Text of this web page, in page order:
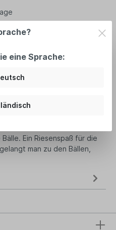
Ein Riesenspaß für die
man zu den Bällen,
eine Sprache: